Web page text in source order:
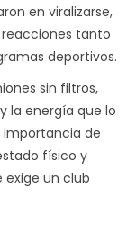
en viralizarse,
tanto
deportivos.
sin filtros,
la energía que lo
de
físico y
exige un club